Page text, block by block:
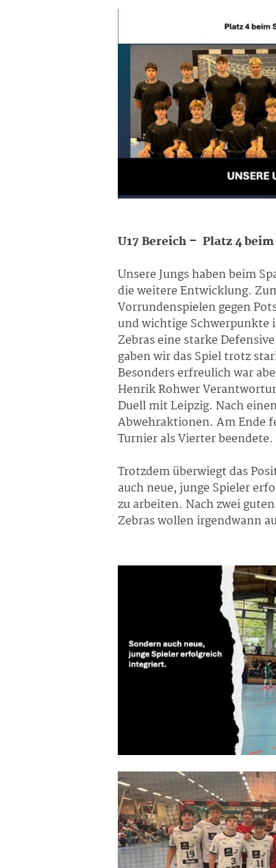
U17 Bereich – Platz 4
Unsere Jungs haben beim
die weitere Entwicklung.
Vorrundenspielen gegen
und wichtige Schwerpunkte
Zebras eine starke
gaben wir das Spiel trotz
Besonders erfreulich war
Henrik Rohwer
Duell mit Leipzig. Nach
Abwehraktionen. Am Ende
Turnier als Vierter beendete.
Trotzdem überwiegt das
auch neue, junge Spieler
zu arbeiten. Nach zwei
Zebras wollen irgendwann